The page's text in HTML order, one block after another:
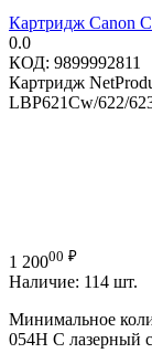
Картридж Canon
0.0
КОД: 9899992811
Картридж
LBP621Cw/622/
1 20000 ₽
Наличие: 114 шт.
Минимальное
054H C лазерный